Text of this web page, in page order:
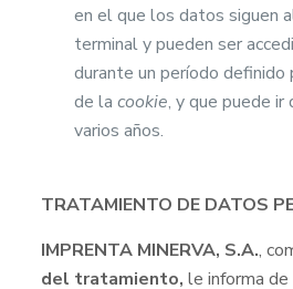
en el que los datos siguen
terminal y pueden ser
durante un período
de la cookie, y que puede ir
varios años.
TRATAMIENTO DE DATOS
IMPRENTA MINERVA, S.A.,
del tratamiento, le informa